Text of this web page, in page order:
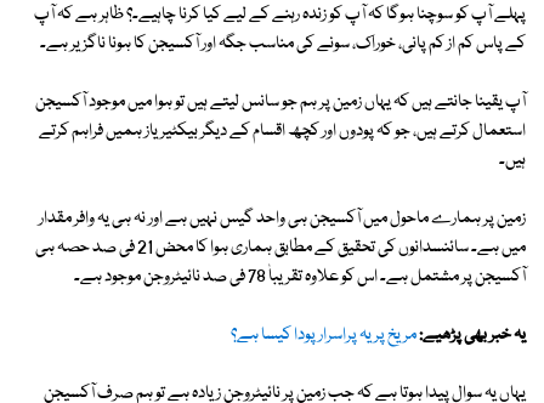
پہلے آپ کو سوچنا ہوگا کہ آپ کو زندہ رہنے کے لیے کیا کرنا چاہیے۔؟ ظاہر ہے کہ آپ
کے پاس کم از کم پانی، خوراک، سونے کی مناسب جگہ اور آکسیجن کا ہونا ناگزیر ہے۔
آپ یقینا جانتے ہیں کہ یہاں زمین پر ہم جو سانس لیتے ہیں تو ہوا میں موجود آکسیجن
استعمال کرتے ہیں، جو کہ پودوں اور کچھ اقسام کے دیگر بیکٹیریاز ہمیں فراہم کرتے
ہیں۔
زمین پر ہمارے ماحول میں آکسیجن ہی واحد گیس نہیں ہے اور نہ ہی یہ وافر مقدار
میں ہے۔ سائنسدانوں کی تحقیق کے مطابق ہماری ہوا کا محض 21 فی صد حصہ ہی
آکسیجن پر مشتمل ہے۔ اس کو علاوہ تقریباٰ 78 فی صد نائیٹروجن موجود ہے۔
یہ خبر بھی پڑھیے:مریخ پر یہ پراسرار پودا کیسا ہے؟
یہاں یہ سوال پیدا ہوتا ہے کہ جب زمین پر نائیٹروجن زیادہ ہے تو ہم صرف آکسیجن